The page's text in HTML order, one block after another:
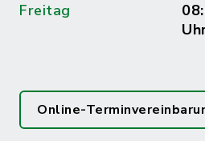
Freitag
Online-